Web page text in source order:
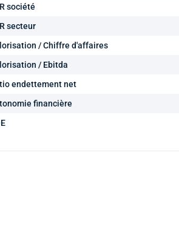
société
secteur
/ Chiffre d'affaires
/ Ebitda
endettement net
financière